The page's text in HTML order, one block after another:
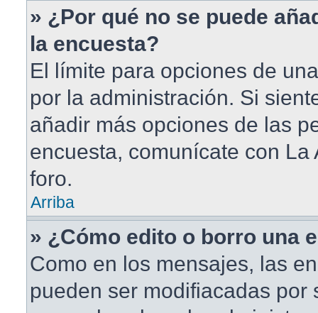
» ¿Por qué no se puede
la encuesta?
El límite para opciones de
por la administración. Si
añadir más opciones de las
encuesta, comunícate con La
foro.
Arriba
» ¿Cómo edito o borro una
Como en los mensajes, las
pueden ser modifiacadas por